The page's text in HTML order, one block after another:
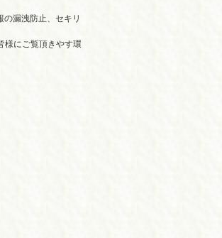
漏洩防止、セキリ
様にご覧頂きやす環